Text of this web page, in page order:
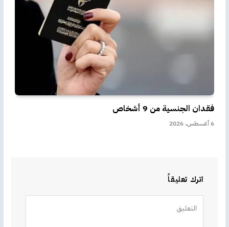
فقدان الجنسية من 9 أشخاص
6 أغسطس، 2026
اترك تعليقاً